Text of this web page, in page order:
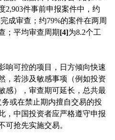
2,903件事前申报案件中，约
成审查；约79%的案件在两周
；平均审查周期[4]为8.2个工
响可控的项目，日方倾向快速
，若涉及敏感事项（例如投资
感），审查期可延长，总共最
或在禁止期内擅自交易的投
，中国投资者应严格遵守申报
可抢先实施交易。